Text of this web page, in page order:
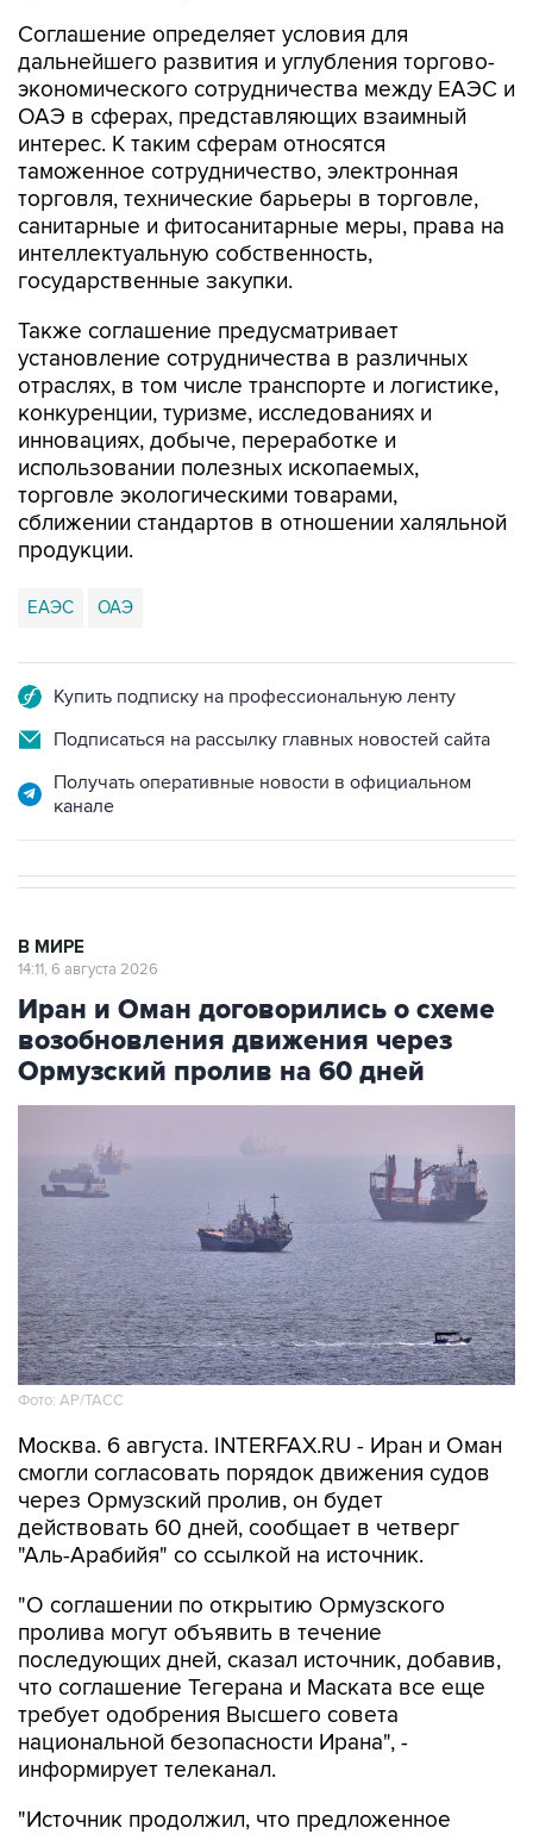
Соглашение определяет условия для
дальнейшего развития и углубления торгово-
экономического сотрудничества между ЕАЭС и
ОАЭ в сферах, представляющих взаимный
интерес. К таким сферам относятся
таможенное сотрудничество, электронная
торговля, технические барьеры в торговле,
санитарные и фитосанитарные меры, права на
интеллектуальную собственность,
государственные закупки.
Также соглашение предусматривает
установление сотрудничества в различных
отраслях, в том числе транспорте и логистике,
конкуренции, туризме, исследованиях и
инновациях, добыче, переработке и
использовании полезных ископаемых,
торговле экологическими товарами,
сближении стандартов в отношении халяльной
продукции.
ЕАЭС ОАЭ
Купить подписку на профессиональную ленту
Подписаться на рассылку главных новостей сайта
Получать оперативные новости в официальном
канале
В МИРЕ
14:11, 6 августа 2026
Иран и Оман договорились о схеме
возобновления движения через
Ормузский пролив на 60 дней
Фото: AP/ТАСС
Москва. 6 августа. INTERFAX.RU - Иран и Оман
смогли согласовать порядок движения судов
через Ормузский пролив, он будет
действовать 60 дней, сообщает в четверг
"Аль-Арабийя" со ссылкой на источник.
"О соглашении по открытию Ормузского
пролива могут объявить в течение
последующих дней, сказал источник, добавив,
что соглашение Тегерана и Маската все еще
требует одобрения Высшего совета
национальной безопасности Ирана", -
информирует телеканал.
"Источник продолжил, что предложенное